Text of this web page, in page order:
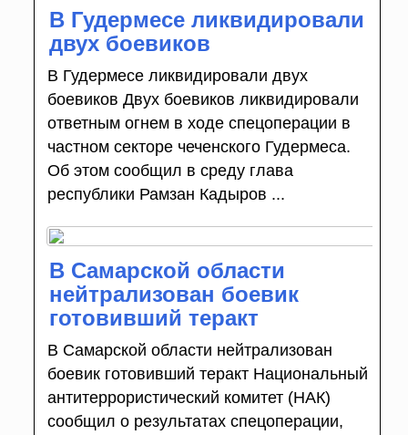
В Гудермесе ликвидировали
двух боевиков
В Гудермесе ликвидировали двух
боевиков Двух боевиков ликвидировали
ответным огнем в ходе спецоперации в
частном секторе чеченского Гудермеса.
Об этом сообщил в среду глава
республики Рамзан Кадыров ...
В Самарской области
нейтрализован боевик
готовивший теракт
В Самарской области нейтрализован
боевик готовивший теракт Национальный
антитеррористический комитет (НАК)
сообщил о результатах спецоперации,